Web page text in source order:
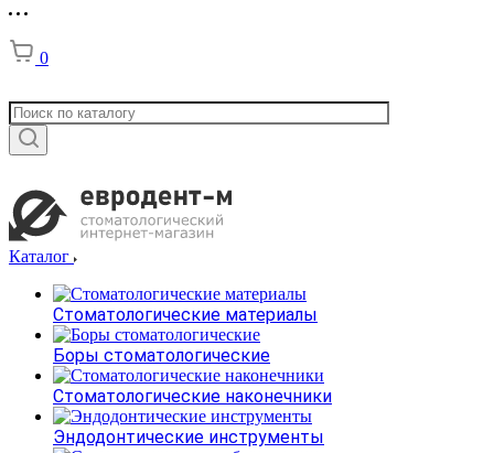
0
Каталог
Стоматологические материалы
Боры стоматологические
Стоматологические наконечники
Эндодонтические инструменты